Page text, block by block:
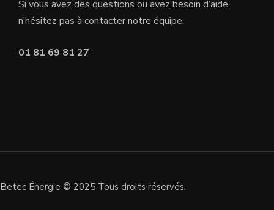
Si vous avez des questions ou avez besoin d’aide,
n’hésitez pas à contacter notre équipe.
01 81 69 81 27
Betec Énergie © 2025 Tous droits réservés.